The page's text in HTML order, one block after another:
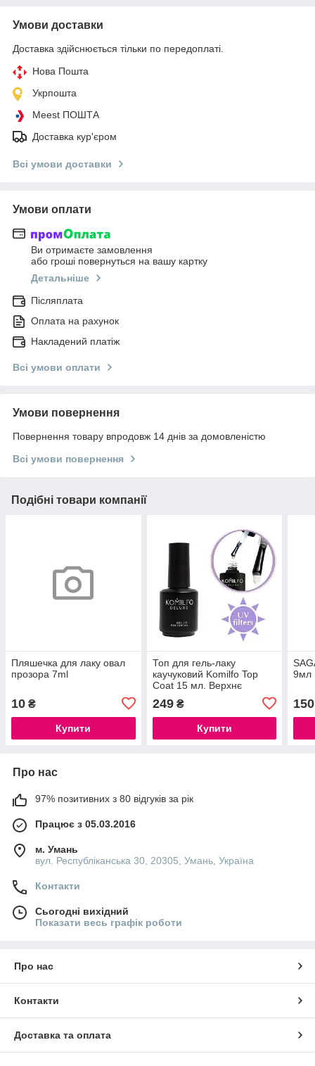
Умови доставки
Доставка здійснюється тільки по передоплаті.
Нова Пошта
Укрпошта
Meest ПОШТА
Доставка кур'єром
Всі умови доставки
Умови оплати
Ви отримаєте замовлення
або гроші повернуться на вашу картку
Детальніше
Післяплата
Оплата на рахунок
Накладений платіж
Всі умови оплати
Умови повернення
Повернення товару впродовж 14 днів за домовленістю
Всі умови повернення
Подібні товари компанії
Пляшечка для лаку овал
прозора 7ml
10 ₴
Купити
Топ для гель-лаку
каучуковий Komilfo Top
Coat 15 мл. Верхнє
покриття для гель лаку з
липким шаром Фініш
249₴
Купити
9мл
150
Про нас
97% позитивних з 80 відгуків за рік
Працює з 05.03.2016
м. Умань
вул. Республіканська 30, 20305, Умань, Україна
Контакти
Сьогодні вихідний
Показати весь графік роботи
Про нас
Контакти
Доставка та оплата